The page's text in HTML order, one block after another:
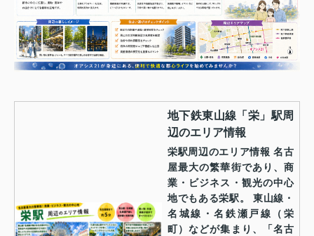
地下鉄東山線「栄」駅周
辺のエリア情報
栄駅周辺のエリア情報 名古
屋最大の繁華街であり、商
業・ビジネス・観光の中心
地でもある栄駅。 東山線・
名城線・名鉄瀬戸線（栄
町）などが集まり、「名古